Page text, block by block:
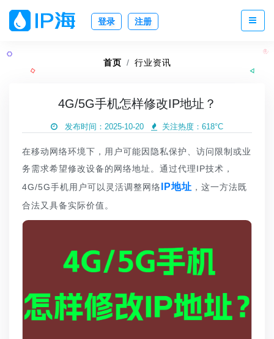
登录 注册
首页 行业资讯
4G/5G手机怎样修改IP地址？
发布时间：2025-10-20 关注热度： 618°C
在移动网络环境下，用户可能因隐私保护、访问限制或业
务需求希望修改设备的网络地址。通过代理IP技术，
4G/5G手机用户可以灵活调整网络 IP地址 ，这一方法既
合法又具备实际价值。